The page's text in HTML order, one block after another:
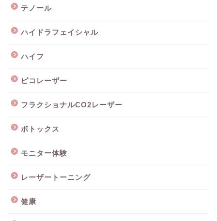
テノール
ハイドラフェイシャル
ハイフ
ピコレーザー
フラクショナルCO2レーザー
ボトックス
モニター体験
レーザートーニング
健康